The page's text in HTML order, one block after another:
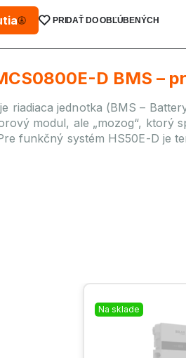
PRIDAŤ DO OBĽÚBENÝCH
D BMS –
riadiaca jednotka (BMS –
modul, ale „mozog“, ktorý
funkčný systém HS50E-D je
Na sklade